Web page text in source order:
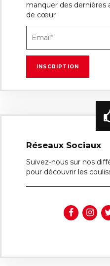
manquer des dernières
de cœur
Réseaux Sociaux
Suivez-nous sur nos
pour découvrir les